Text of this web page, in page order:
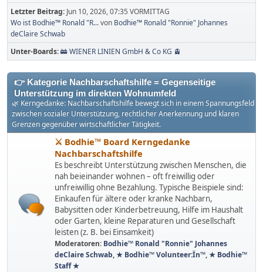
Letzter Beitrag: Jun 10, 2026, 07:35 VORMITTAG
Wo ist Bodhie™ Ronald "R...von Bodhie™ Ronald "Ronnie" Johannes
deClaire Schwab
Unter-Boards 🚋 WIENER LINIEN GmbH & Co KG 🚊
👉 Kategorie Nachbarschaftshilfe = Gegenseitige
Unterstützung im direkten Wohnumfeld
🌿 Kerngedanke: Nachbarschaftshilfe bewegt sich in einem Spannungsfeld
zwischen sozialer Unterstützung, rechtlicher Anerkennung und klaren
Grenzen gegenüber wirtschaftlicher Tätigkeit.
⚔ Bodhie™ Board Kerngedanke
Nachbarschaftshilfe
Es beschreibt Unterstützung zwischen Menschen, die
nah beieinander wohnen – oft freiwillig oder
unfreiwillig ohne Bezahlung. Typische Beispiele sind:
Einkaufen für ältere oder kranke Nachbarn,
Babysitten oder Kinderbetreuung, Hilfe im Haushalt
oder Garten, kleine Reparaturen und Gesellschaft
leisten (z. B. bei Einsamkeit)
Moderatoren: Bodhie™ Ronald "Ronnie" Johannes
deClaire Schwab,★ Bodhie™ Volunteer:Ïn™,★ Bodhie™
Staff ★